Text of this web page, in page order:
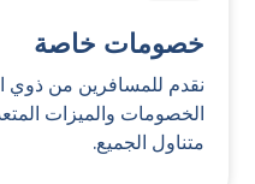
خصومات خاصة
نقدم للمسافرين من ذوي
الخصومات والميزات
متناول الجميع.